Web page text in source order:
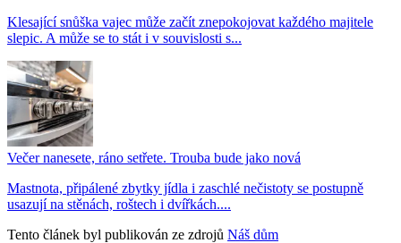
Klesající snůška vajec může začít znepokojovat každého majitele
slepic. A může se to stát i v souvislosti s...
Večer nanesete, ráno setřete. Trouba bude jako nová
Mastnota, připálené zbytky jídla i zaschlé nečistoty se postupně
usazují na stěnách, roštech i dvířkách....
Tento článek byl publikován ze zdrojů Náš dům